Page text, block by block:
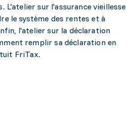
L'atelier sur l'assurance vieillesse
le système des rentes et à
l'atelier sur la déclaration
remplir sa déclaration en
FriTax.